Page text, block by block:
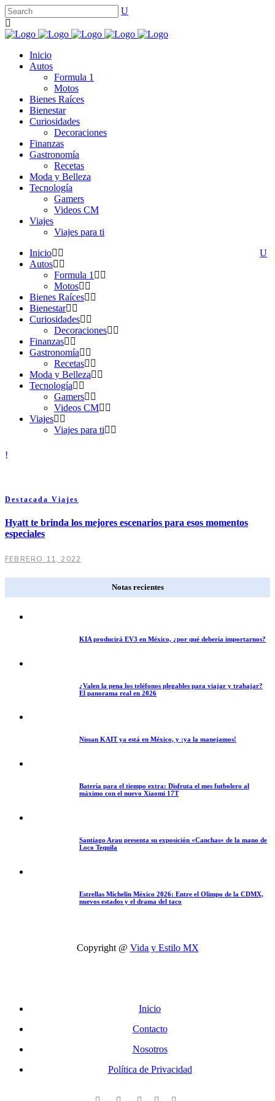
Inicio
Autos
Formula 1
Motos
Bienes Raíces
Bienestar
Curiosidades
Decoraciones
Finanzas
Gastronomía
Recetas
Moda y Belleza
Tecnología
Gamers
Videos CM
Viajes
Viajes para ti
Inicio
Autos
Formula 1
Motos
Bienes Raíces
Bienestar
Curiosidades
Decoraciones
Finanzas
Gastronomía
Recetas
Moda y Belleza
Tecnología
Gamers
Videos CM
Viajes
Viajes para ti
Destacada Viajes
Hyatt te brinda los mejores escenarios para esos momentos
especiales
FEBRERO 11, 2022
Notas recientes
KIA producirá EV3 en México, ¿por qué debería importarnos?
¿Valen la pena los teléfonos plegables para viajar y trabajar?
El panorama real en 2026
Nissan KAIT ya está en México, y ¡ya la manejamos!
Batería para el tiempo extra: Disfruta el mes futbolero al
máximo con el nuevo Xiaomi 17T
Santiago Arau presenta su exposición «Canchas» de la mano de
Loco Tequila
Estrellas Michelin México 2026: Entre el Olimpo de la CDMX,
nuevos estados y el drama del taco
Copyright @ Vida y Estilo MX
Inicio
Contacto
Nosotros
Política de Privacidad